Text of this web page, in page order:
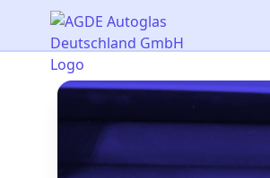
AGDE Autoglas Deutschland